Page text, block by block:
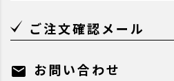
ご注文確認メール
mail お問い合わせ